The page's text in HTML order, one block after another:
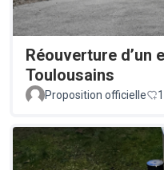
Réouverture d’un
Toulousains
Proposition officielle 1